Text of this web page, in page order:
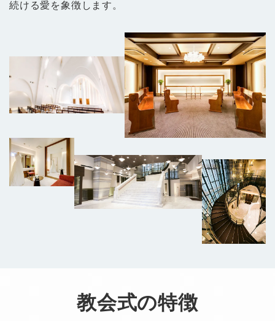
続ける愛を象徴します。
教会式の特徴